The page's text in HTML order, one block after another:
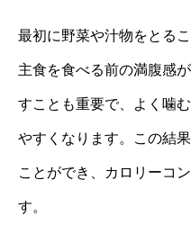
最初に野菜や汁物をとる
主食を食べる前の満腹感
すことも重要で、よく噛
やすくなります。この結
ことができ、カロリーコ
す。